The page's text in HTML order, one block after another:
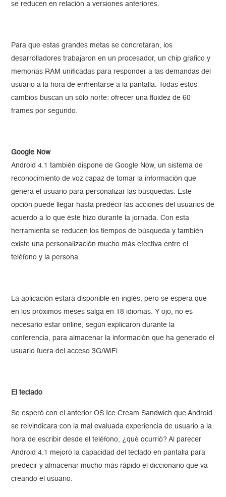
se reducen en relación a versiones anteriores.
Para que estas grandes metas se concretaran, los
desarrolladores trabajaron en un procesador, un chip gŕafico y
memorias RAM unificadas para responder a las demandas del
usuario a la hora de enfrentarse a la pantalla. Todas estos
cambios buscan un sólo norte: ofrecer una fluidez de 60
frames por segundo.
Google Now
Android 4.1 también dispone de Google Now, un sistema de
reconocimiento de voz capaz de tomar la información que
genera el usuario para personalizar las búsquedas. Este
opción puede llegar hasta predecir las acciones del usuarios de
acuerdo a lo que éste hizo durante la jornada. Con esta
herramienta se reducen los tiempos de búsqueda y también
existe una personalización mucho más efectiva entre el
teléfono y la persona.
La aplicación estará disponible en inglés, pero se espera que
en los próximos meses salga en 18 idiomas. Y ojo, no es
necesario estar online, según explicaron durante la
conferencia, para almacenar la información que ha generado el
usuario fuera del acceso 3G/WiFi.
El teclado
Se esperó con el anterior OS Ice Cream Sandwich que Android
se reivindicara con la mal evaluada experiencia de usuario a la
hora de escribir desde el teléfono, ¿qué ocurrió? Al parecer
Android 4.1 mejoró la capacidad del teclado en pantalla para
predecir y almacenar mucho más rápido el diccionario que va
creando el usuario.